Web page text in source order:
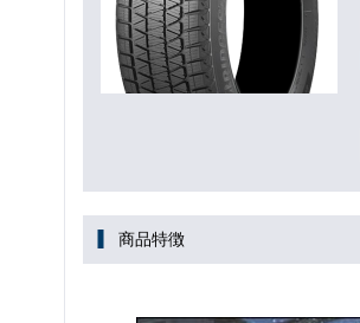
商品特徴